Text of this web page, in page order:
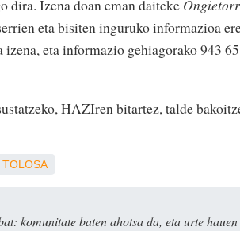
dira. Izena doan eman daiteke
eta bisiten inguruko informazioa
izena, eta informazio gehiagorako 943
HAZIren bitartez, talde
TOLOSA
komunitate baten ahotsa da, eta urte